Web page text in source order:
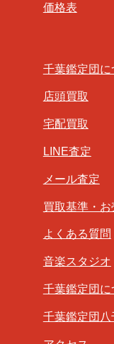
価格表
千葉鑑定団に
店頭買取
宅配買取
LINE査定
メール査定
買取基準・
よくある質問
音楽スタジオ
千葉鑑定団に
千葉鑑定団八